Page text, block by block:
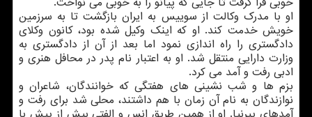
او با مدرک وکالت از سوییس به ایران بازگشت تا به سرزمین
خویش خدمت کند. او که اینک وکیل شده بود، کانون وکلای
دادگستری را راه اندازی نمود اما بعد از آن از دادگستری به
وزارت دارایی منتقل شد. او به اعتبار نام پدر در محافل هنری و
ادبی رفت و آمد می کرد.
بزم ها و شب نشینی های هفتگی که خوانندگان، شاعران و
نوازندگان به نام آن زمان با هم داشتند، محلی شد برای رفت و